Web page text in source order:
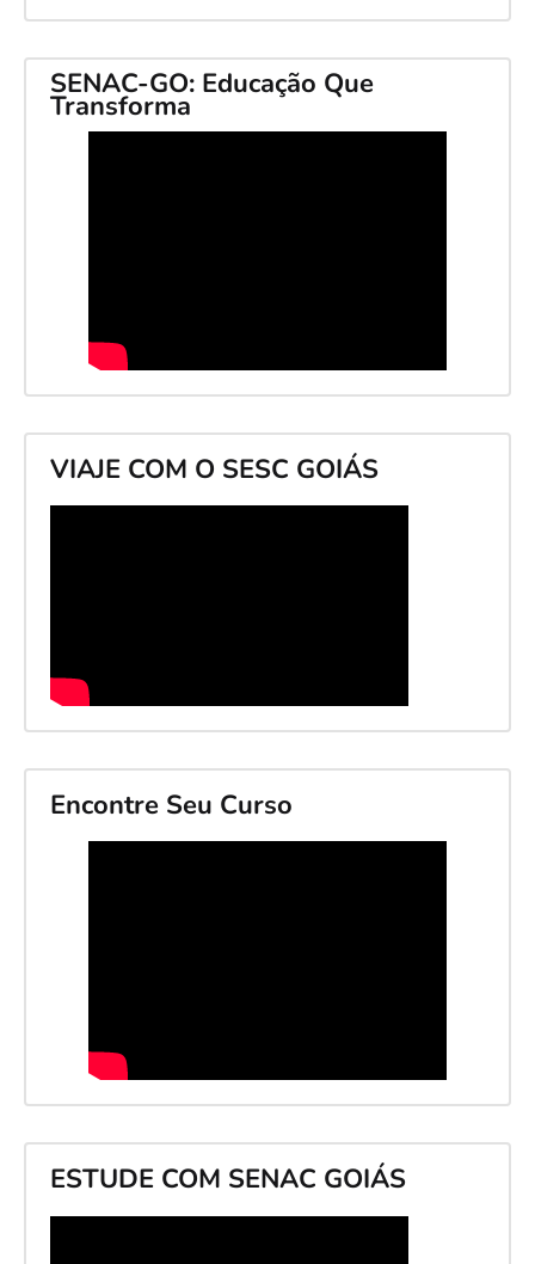
SENAC-GO: Educação Que
Transforma
VIAJE COM O SESC GOIÁS
Encontre Seu Curso
ESTUDE COM SENAC GOIÁS